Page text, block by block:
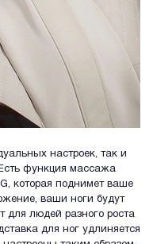
настроек, так и
функция массажа
которая поднимет ваше
ваши ноги будут
для людей разного роста
для ног удлиняется